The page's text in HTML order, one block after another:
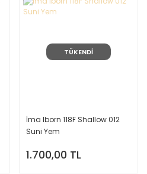
TÜKENDİ
İma Iborn 118F Shallow 012
Suni Yem
1.700,00 TL